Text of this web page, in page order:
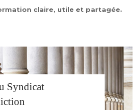
claire, utile et partagée.
Syndicat